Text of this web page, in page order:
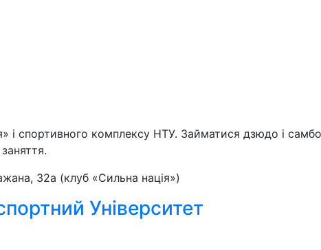
і спортивного комплексу НТУ. Займатися дзюдо і
32а (клуб «Сильна нація»)
Університет